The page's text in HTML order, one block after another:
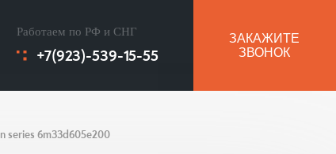
Работаем по РФ и СНГ
+7(923)-539-15-55
ЗАКАЖИТЕ
ЗВОНОК
series 6m33d605e200